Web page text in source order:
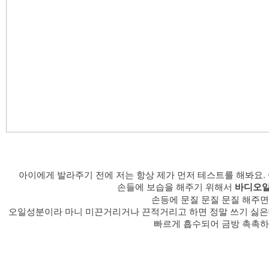
아이에게 발라주기 전에 저는 항상 제가 먼저 테스트를 해봐요
손들에 보습을 해주기 위해서 바디오
손등에 문질 문질 문질 해주
오일성분이라 마니 미끈거리거나 끈적거리고 하면 정말 쓰기 싫
빠르게 흡수되어 금방 촉촉